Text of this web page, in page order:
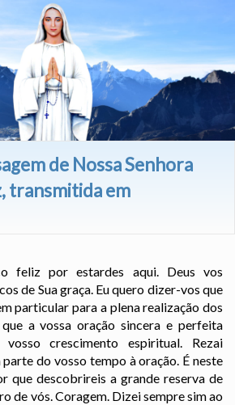
de Nossa Senhora
transmitida em
feliz por estardes aqui. Deus vos
de Sua graça. Eu quero dizer-vos que
particular para a plena realização dos
a vossa oração sincera e perfeita
crescimento espiritual. Rezai
do vosso tempo à oração. É neste
que descobrireis a grande reserva de
de vós. Coragem. Dizei sempre sim ao